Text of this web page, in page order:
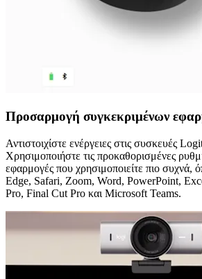
Προσαρμογή συγκεκριμένων
Αντιστοιχίστε ενέργειες στις συσκευές
Χρησιμοποιήστε τις προκαθορισμένες
εφαρμογές που χρησιμοποιείτε πιο συχνά,
Edge, Safari, Zoom, Word, PowerPoint,
Pro, Final Cut Pro και Microsoft Teams.